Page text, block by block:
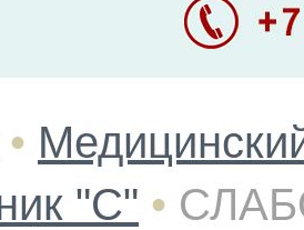
•
"С" •